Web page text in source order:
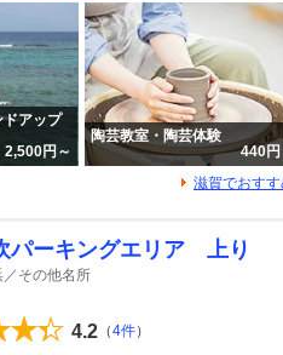
アップ
2,500円～
陶芸教室・陶芸体験
440円
滋賀でおす
パーキングエリア 上り
／その他名所
4.2 （4件）